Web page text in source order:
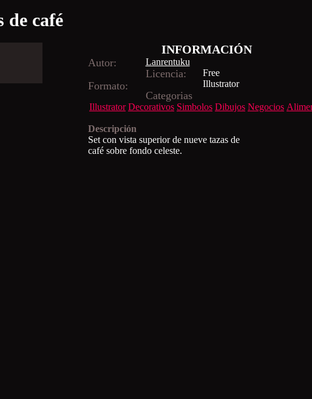
de café
INFORMACIÓN
Autor: Lanrentuku
Licencia: Free
Formato: Illustrator
Categorias
Illustrator Decorativos Simbolos Dibujos Negocios
Descripción
Set con vista superior de nueve tazas de
café sobre fondo celeste.